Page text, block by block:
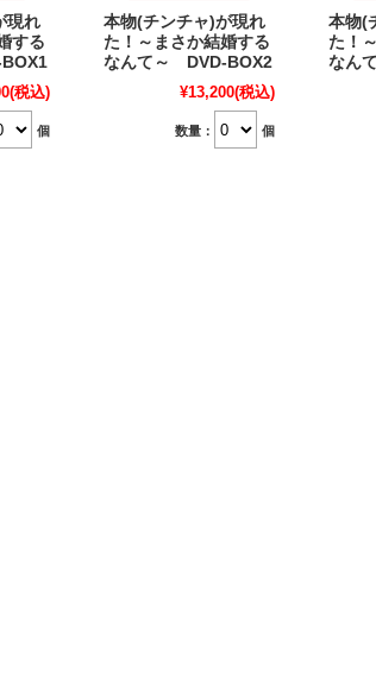
現れ
する
(税込)
個
本物(チンチャ)が現れ
た！～まさか結婚する
なんて～ DVD-BOX2
¥13,200(税込)
数量： 個
本物(
た！
なん